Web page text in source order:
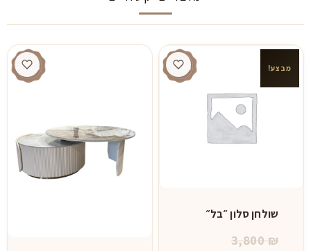
מבצע!
שולחן סלון ״בל״
3,800₪
המחיר